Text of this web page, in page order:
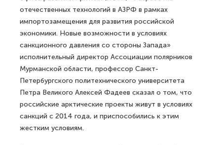
отечественных технологий в АЗРФ в рамках
импортозамещения для развития российской
экономики. Новые возможности в условиях
санкционного давления со стороны Запада»
исполнительный директор Ассоциации полярников
Мурманской области, профессор Санкт-
Петербургского политехнического университета
Петра Великого Алексей Фадеев сказал о том, что
российские арктические проекты живут в условиях
санкций с 2014 года, и приспособились к этим
жестким условиям.